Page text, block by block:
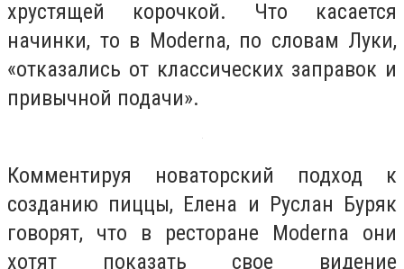
хрустящей корочкой. Что касается
начинки, то в Moderna, по словам Луки,
«отказались от классических заправок и
привычной подачи».
Комментируя новаторский подход к
созданию пиццы, Елена и Руслан Буряк
говорят, что в ресторане Moderna они
хотят показать свое видение